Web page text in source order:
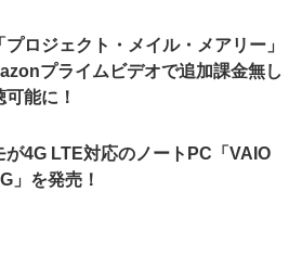
プロジェクト・メイル・メアリー」
プライムビデオで追加課金無し
能に！
が4G LTE対応のノートPC「VAIO
」を発売！